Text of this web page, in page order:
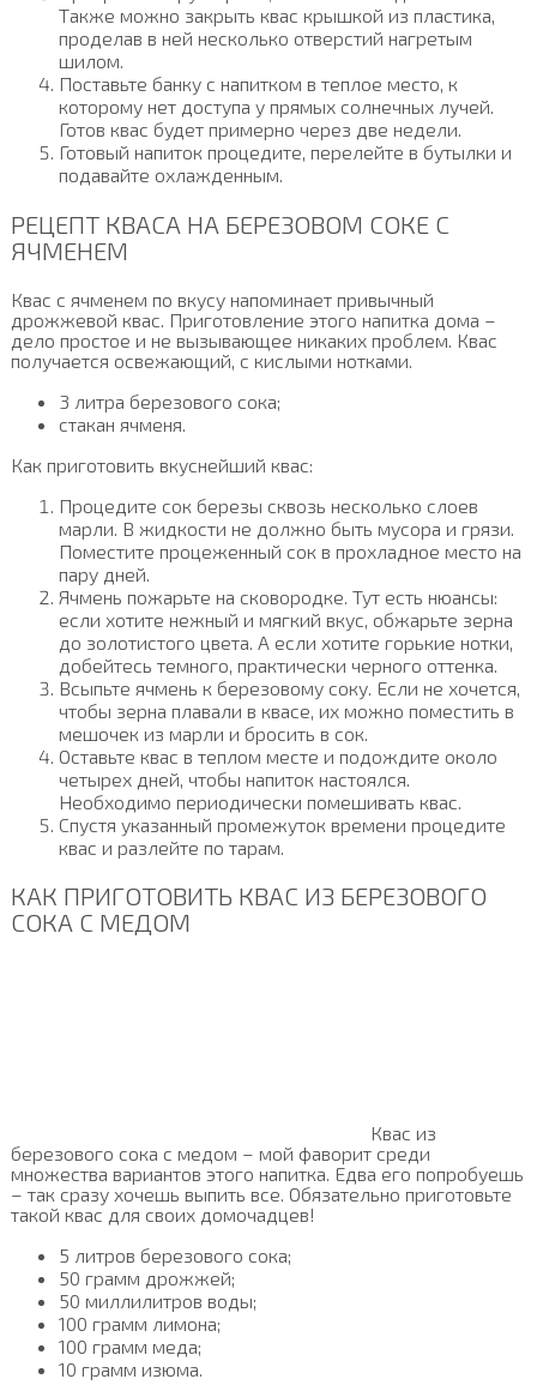
Также можно закрыть квас крышкой из пластика,
проделав в ней несколько отверстий нагретым
шилом.
Поставьте банку с напитком в теплое место, к
которому нет доступа у прямых солнечных лучей.
Готов квас будет примерно через две недели.
Готовый напиток процедите, перелейте в бутылки и
подавайте охлажденным.
РЕЦЕПТ КВАСА НА БЕРЕЗОВОМ СОКЕ С
ЯЧМЕНЕМ
Квас с ячменем по вкусу напоминает привычный
дрожжевой квас. Приготовление этого напитка дома –
дело простое и не вызывающее никаких проблем. Квас
получается освежающий, с кислыми нотками.
3 литра березового сока;
стакан ячменя.
Как приготовить вкуснейший квас:
Процедите сок березы сквозь несколько слоев
марли. В жидкости не должно быть мусора и грязи.
Поместите процеженный сок в прохладное место на
пару дней.
Ячмень пожарьте на сковородке. Тут есть нюансы:
если хотите нежный и мягкий вкус, обжарьте зерна
до золотистого цвета. А если хотите горькие нотки,
добейтесь темного, практически черного оттенка.
Всыпьте ячмень к березовому соку. Если не хочется,
чтобы зерна плавали в квасе, их можно поместить в
мешочек из марли и бросить в сок.
Оставьте квас в теплом месте и подождите около
четырех дней, чтобы напиток настоялся.
Необходимо периодически помешивать квас.
Спустя указанный промежуток времени процедите
квас и разлейте по тарам.
КАК ПРИГОТОВИТЬ КВАС ИЗ БЕРЕЗОВОГО
СОКА С МЕДОМ
Квас из
березового сока с медом – мой фаворит среди
множества вариантов этого напитка. Едва его попробуешь
– так сразу хочешь выпить все. Обязательно приготовьте
такой квас для своих домочадцев!
5 литров березового сока;
50 грамм дрожжей;
50 миллилитров воды;
100 грамм лимона;
100 грамм меда;
10 грамм изюма.